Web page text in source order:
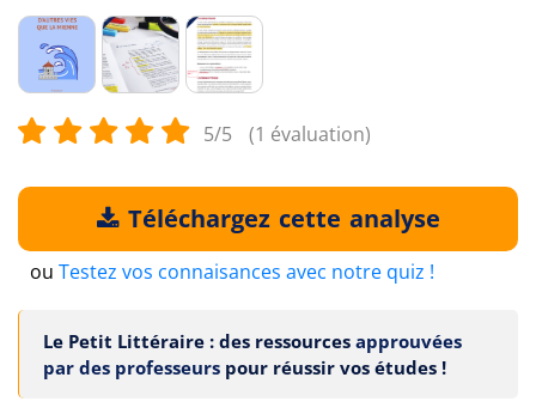
5/5 (1 évaluation)
Téléchargez cette analyse
ou Testez vos connaisances avec notre quiz !
Le Petit Littéraire : des ressources approuvées
par des professeurs pour réussir vos études !